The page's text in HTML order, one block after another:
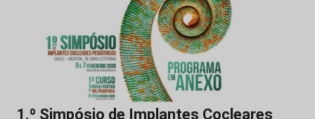
1.º Simpósio de Implantes Cocleares